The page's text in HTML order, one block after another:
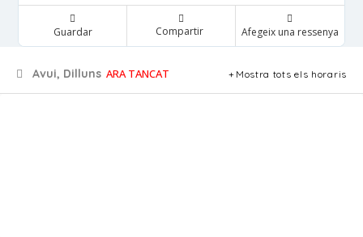
Guardar Compartir Afegeix una ressenya
Avui, Dilluns ARA TANCAT Mostra tots els horaris